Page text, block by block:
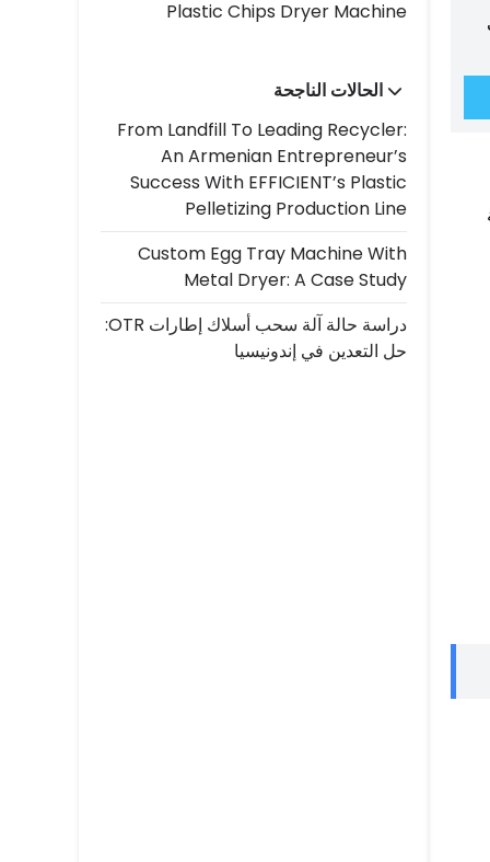
Plastic Chips Dryer Machine
الحالات الناجحة
From Landfill To Leading Recycler:
An Armenian Entrepreneur’s
Success With EFFICIENT’s Plastic
Pelletizing Production Line
Custom Egg Tray Machine With
Metal Dryer: A Case Study
دراسة حالة آلة سحب أسلاك إطارات OTR:
حل التعدين في إندونيسيا